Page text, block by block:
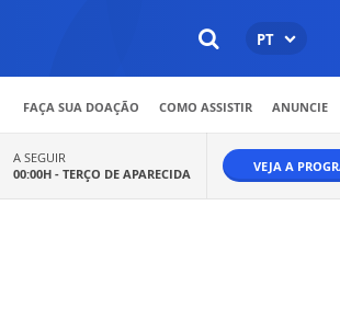
PT
FAÇA SUA DOAÇÃO COMO ASSISTIR ANUNCIE
A SEGUIR
00:00H - TERÇO DE APARECIDA VEJA A